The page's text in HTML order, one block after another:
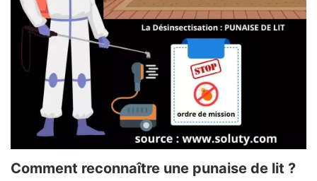
Comment reconnaître une punaise de lit ?